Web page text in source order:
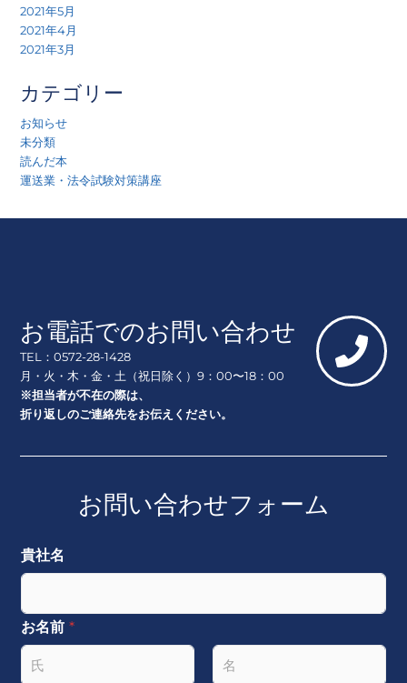
2021年5月
2021年4月
2021年3月
カテゴリー
お知らせ
未分類
読んだ本
運送業・法令試験対策講座
お電話でのお問い合わせ
TEL：0572-28-1428
月・火・木・金・土（祝日除く）9：00〜18：00
※担当者が不在の際は、
折り返しのご連絡先をお伝えください。
お問い合わせフォーム
貴社名
お名前*